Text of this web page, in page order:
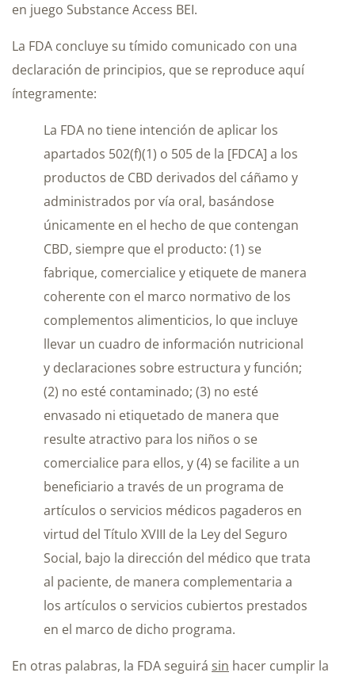
en juego Substance Access BEI.
La FDA concluye su tímido comunicado con una
declaración de principios, que se reproduce aquí
íntegramente:
La FDA no tiene intención de aplicar los
apartados 502(f)(1) o 505 de la [FDCA] a los
productos de CBD derivados del cáñamo y
administrados por vía oral, basándose
únicamente en el hecho de que contengan
CBD, siempre que el producto: (1) se
fabrique, comercialice y etiquete de manera
coherente con el marco normativo de los
complementos alimenticios, lo que incluye
llevar un cuadro de información nutricional
y declaraciones sobre estructura y función;
(2) no esté contaminado; (3) no esté
envasado ni etiquetado de manera que
resulte atractivo para los niños o se
comercialice para ellos, y (4) se facilite a un
beneficiario a través de un programa de
artículos o servicios médicos pagaderos en
virtud del Título XVIII de la Ley del Seguro
Social, bajo la dirección del médico que trata
al paciente, de manera complementaria a
los artículos o servicios cubiertos prestados
en el marco de dicho programa.
En otras palabras, la FDA seguirá sin hacer cumplir la